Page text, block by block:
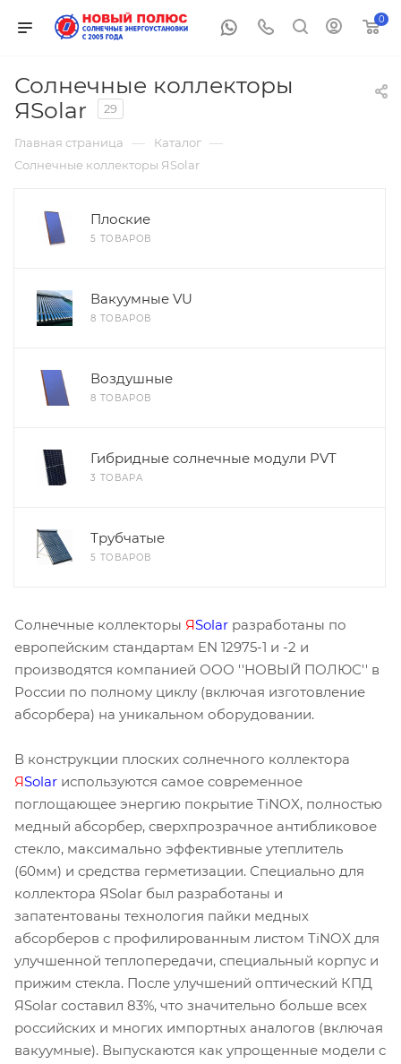
0
Солнечные коллекторы
ЯSolar
29
Главная страница — Каталог —
Солнечные коллекторы ЯSolar
Плоские
5 ТОВАРОВ
Вакуумные VU
8 ТОВАРОВ
Воздушные
8 ТОВАРОВ
Гибридные солнечные модули PVT
3 ТОВАРА
Трубчатые
5 ТОВАРОВ
Солнечные коллекторы ЯSolar разработаны по
европейским стандартам EN 12975-1 и -2 и
производятся компанией ООО ''НОВЫЙ ПОЛЮС'' в
России по полному циклу (включая изготовление
абсорбера) на уникальном оборудовании.
В конструкции плоских солнечного коллектора
ЯSolar используются самое современное
поглощающее энергию покрытие TiNOX, полностью
медный абсорбер, сверхпрозрачное антибликовое
стекло, максимально эффективные утеплитель
(60мм) и средства герметизации. Специально для
коллектора ЯSolar был разработаны и
запатентованы технология пайки медных
абсорберов с профилированным листом TiNOX для
улучшенной теплопередачи, специальный корпус и
прижим стекла. После улучшений оптический КПД
ЯSolar составил 83%, что значительно больше всех
российских и многих импортных аналогов (включая
вакуумные). Выпускаются как упрощенные модели с